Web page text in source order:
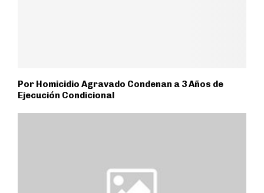
Por Homicidio Agravado Condenan a 3 Años de
Ejecución Condicional